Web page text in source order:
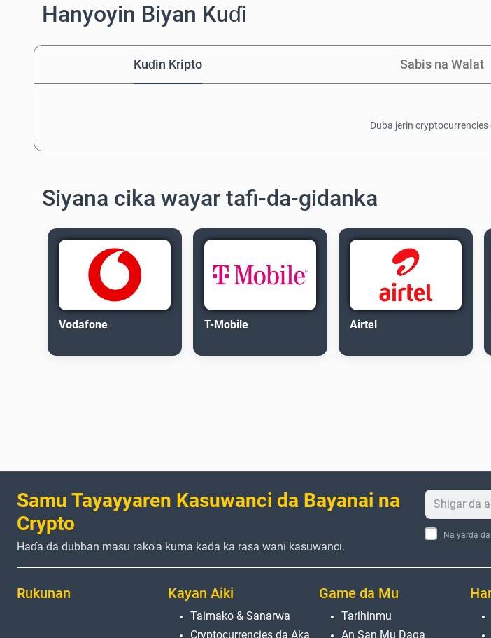
Hanyoyin Biyan Kuɗi
Kuɗin Kripto Sabis na Walat
Duba jerin
Siyana cika wayar tafi-da-gidanka
Vodafone T-Mobile Airtel
Samu Tayayyaren Kasuwanci da Bayanai na
Crypto
Haɗa da dubban masu rako'a kuma kada ka rasa wani kasuwanci.
Na yarda
Rukunan Kayan Aiki
Taimako & Sanarwa
Cryptocurrencies da Aka
Game da Mu
Tarihinmu
An San Mu Daga